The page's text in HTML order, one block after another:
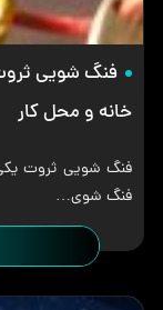
فنگ شویی
خانه و محل کار
فنگ شویی ثروت
فنگ شوی…